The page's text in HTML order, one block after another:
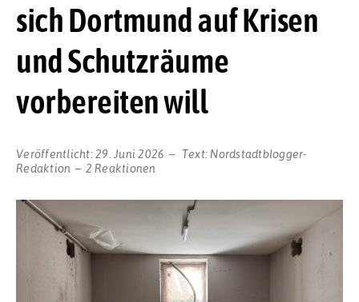
sich Dortmund auf Krisen
und Schutzräume
vorbereiten will
Veröffentlicht:29. Juni 2026 Text: Nordstadtblogger-
Redaktion
2 Reaktionen